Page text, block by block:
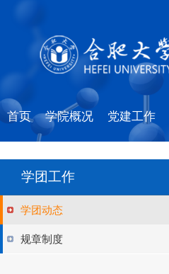
首页 学院概况 党建工作
学团工作
学团动态
规章制度